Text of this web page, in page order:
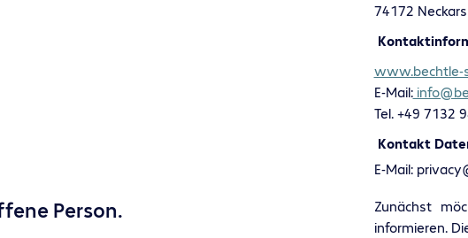
74172
www.bechtle-
E-Mail:
Tel. +49 7132
Kontakt
E-Mail:
Person.
Zunächst
informieren.